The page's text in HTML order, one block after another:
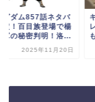
グダム857話ネタバ
定！百目族登場で楊
軍の秘密判明！洛...
2025年11月20日